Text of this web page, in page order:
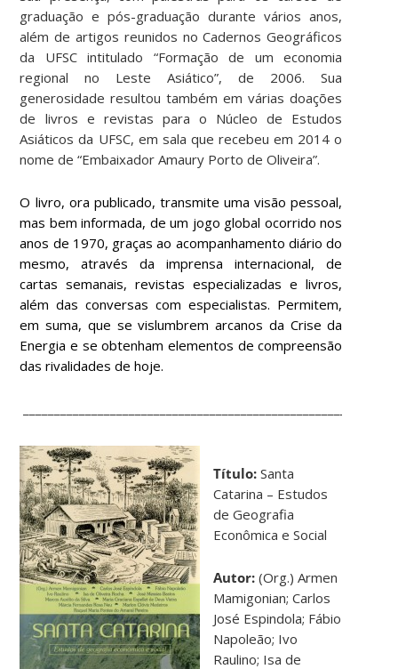
graduação e pós-graduação durante vários anos,
além de artigos reunidos no Cadernos Geográficos
da UFSC intitulado “Formação de um economia
regional no Leste Asiático”, de 2006. Sua
generosidade resultou também em várias doações
de livros e revistas para o Núcleo de Estudos
Asiáticos da UFSC, em sala que recebeu em 2014 o
nome de “Embaixador Amaury Porto de Oliveira”.
O livro, ora publicado, transmite uma visão pessoal,
mas bem informada, de um jogo global ocorrido nos
anos de 1970, graças ao acompanhamento diário do
mesmo, através da imprensa internacional, de
cartas semanais, revistas especializadas e livros,
além das conversas com especialistas. Permitem,
em suma, que se vislumbrem arcanos da Crise da
Energia e se obtenham elementos de compreensão
das rivalidades de hoje.
Título: Santa
Catarina – Estudos
de Geografia
Econômica e Social
Autor: (Org.) Armen
Mamigonian; Carlos
José Espindola; Fábio
Napoleão; Ivo
Raulino; Isa de